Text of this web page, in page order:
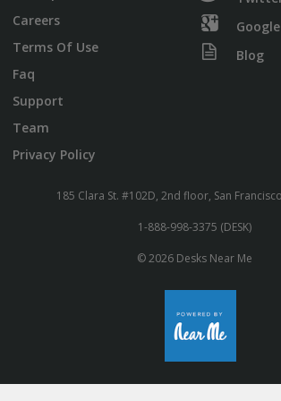
Careers
Terms Of Use
Faq
Support
Team
Privacy Policy
Blog
185 Clara St. #102D, 2nd floor, San
1-888-998-3375 (DESK)
© 2026 Desks Near Me